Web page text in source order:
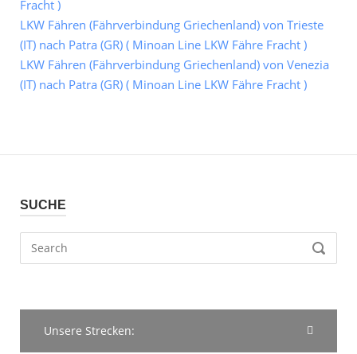
Fracht )
LKW Fähren (Fährverbindung Griechenland) von Trieste
(IT) nach Patra (GR) ( Minoan Line LKW Fähre Fracht )
LKW Fähren (Fährverbindung Griechenland) von Venezia
(IT) nach Patra (GR) ( Minoan Line LKW Fähre Fracht )
SUCHE
SEARCH
Unsere Strecken: